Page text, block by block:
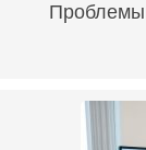
Проблемы